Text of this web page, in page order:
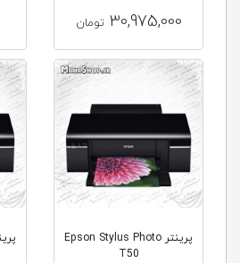
30,975,000 تومان
پرينتر Epson Stylus Photo
T50